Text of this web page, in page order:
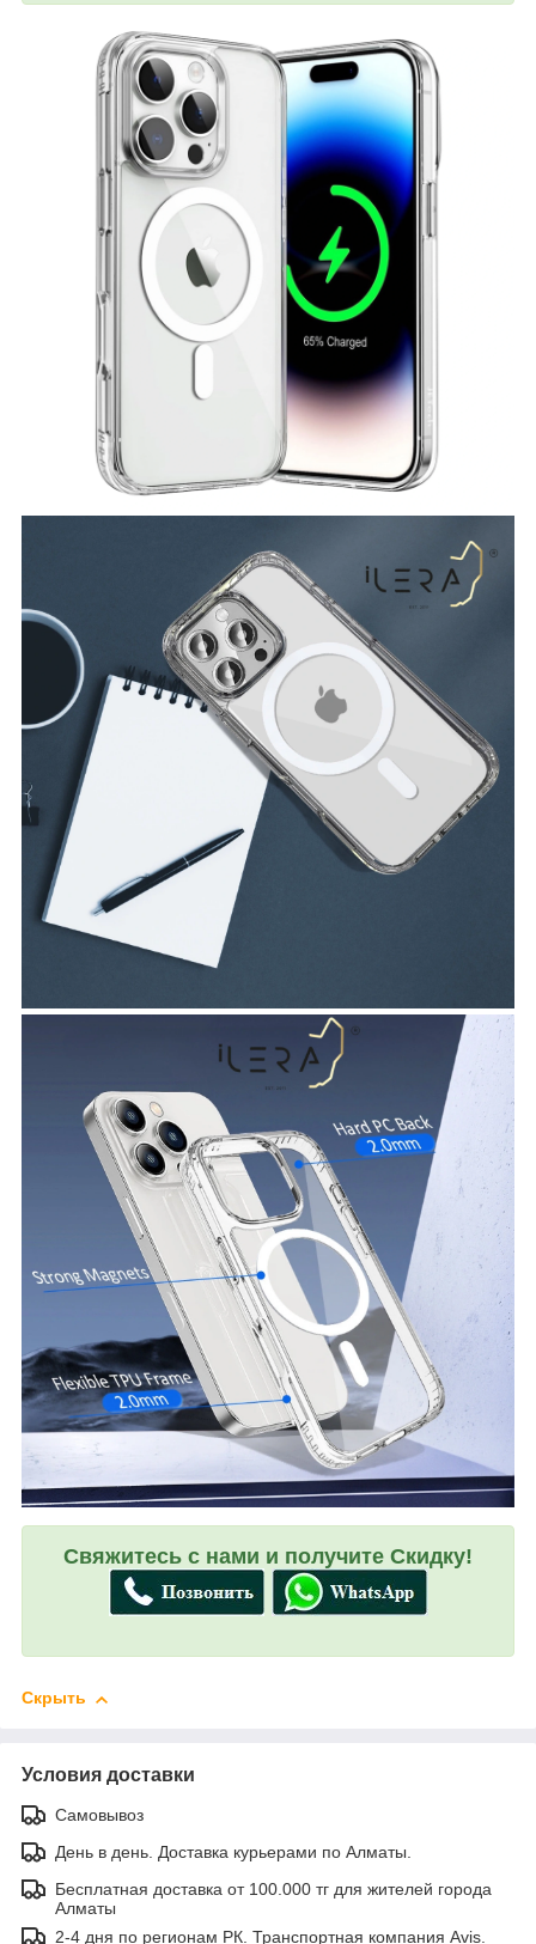
Свяжитесь с нами и получите Скидку!
Скрыть
Условия доставки
Самовывоз
День в день. Доставка курьерами по Алматы.
Бесплатная доставка от 100.000 тг для жителей города
Алматы
2-4 дня по регионам РК. Транспортная компания Avis.